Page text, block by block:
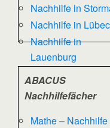
Nachhilfe in
Nachhilfe in
Nachhilfe in
Lauenburg
ABACUS
Nachhilfefächer
Mathe – Nachhilfe